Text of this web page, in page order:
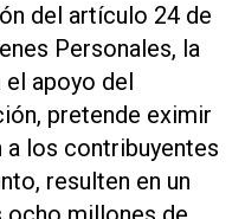
del artículo 24 de
Personales, la
apoyo del
pretende eximir
a los contribuyentes
resulten en un